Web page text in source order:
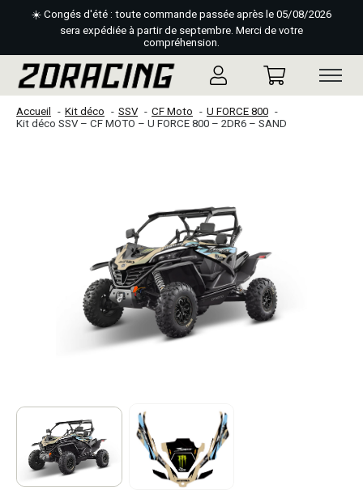
☀️ Congés d'été : toute commande passée après le 05/08/2026
sera expédiée à partir de septembre. Merci de votre
compréhension.
Accueil Kit déco SSV CF Moto
U FORCE 800
Kit déco SSV – CF MOTO – U FORCE 800 – 2DR6 – SAND